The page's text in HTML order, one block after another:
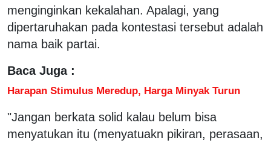
menginginkan kekalahan. Apalagi, yang
dipertaruhakan pada kontestasi tersebut adalah
nama baik partai.
Baca Juga :
Harapan Stimulus Meredup, Harga Minyak Turun
"Jangan berkata solid kalau belum bisa
menyatukan itu (menyatuakn pikiran, perasaan,